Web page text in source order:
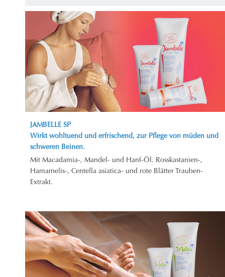
JAMBELLE SP
Wirkt wohltuend und erfrischend, zur Pflege von müden und
schweren Beinen.
Mit Macadamia-, Mandel- und Hanf-Öl. Rosskastanien-,
Hamamelis-, Centella asiatica- und rote Blätter Trauben-
Extrakt.